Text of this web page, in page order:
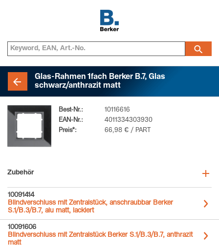
Glas-Rahmen 1fach Berker B.7, Glas
schwarz/anthrazit matt
Best-Nr.:
10116616
EAN-Nr.:
4011334303930
Preis*:
66,98 € / PART
Zubehör
10091414
Blindverschluss mit Zentralstück, anschraubbar Berker
S.1/B.3/B.7, alu matt, lackiert
10091606
Blindverschluss mit Zentralstück Berker S.1/B.3/B.7, anthrazit
matt